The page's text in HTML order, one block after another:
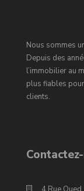
Nous sommes
Depuis des
l’immobilier au
plus fiables
clients.